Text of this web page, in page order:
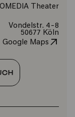
Theater
Vondelstr. 4-8
50677 Köln
Google Maps